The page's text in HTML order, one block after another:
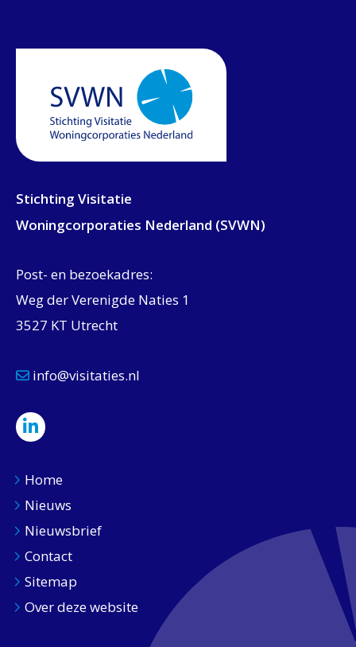
Stichting Visitatie
Woningcorporaties Nederland (SVWN)
Post- en bezoekadres:
Weg der Verenigde Naties 1
3527 KT Utrecht
info@visitaties.nl
Home
Nieuws
Nieuwsbrief
Contact
Sitemap
Over deze website